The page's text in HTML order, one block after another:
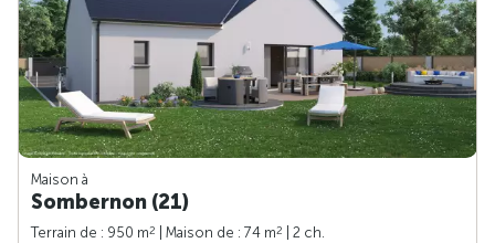
Maison à
Sombernon (21)
Terrain de : 950 m2 | Maison de : 74 m2
| 2 ch.